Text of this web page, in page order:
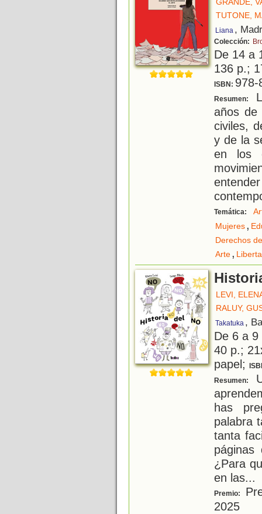
GRANDE,
TUTONE,
Liana ,
Colección:
De 14 a
136 p.;
ISBN: 978-
Resumen:
años de
civiles,
y de la
en los
Temática:
Mujeres,
Derechos
Arte,
LEVI,
RALUY,
Takatuka ,
De 6 a
40 p.;
papel;
Resumen:
has
palabra
tanta
páginas
¿Para
en las...
Premio:
2025